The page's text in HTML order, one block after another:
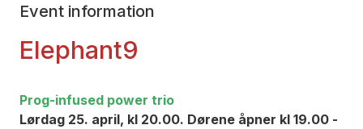
Event information
Elephant9
Prog-infused power trio
Lørdag 25. april, kl 20.00. Dørene åpner kl 19.00 -